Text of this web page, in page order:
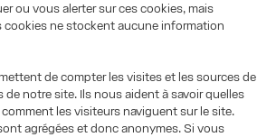
ou vous alerter sur ces cookies, mais
ne stockent aucune information
de compter les visites et les sources de
notre site. Ils nous aident à savoir quelles
les visiteurs naviguent sur le site.
agrégées et donc anonymes. Si vous